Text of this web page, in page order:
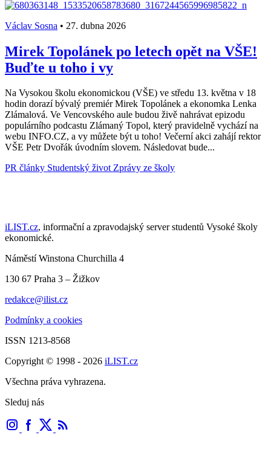
Václav Sosna • 27. dubna 2026
Mirek Topolánek po letech opět na VŠE!
Buďte u toho i vy
Na Vysokou školu ekonomickou (VŠE) ve středu 13. května v 18
hodin dorazí bývalý premiér Mirek Topolánek a ekonomka Lenka
Zlámalová. Ve Vencovského aule budou živě nahrávat epizodu
populárního podcastu Zlámaný Topol, který pravidelně vychází na
webu INFO.CZ, a vy můžete být u toho! Večerní akci zahájí rektor
VŠE Petr Dvořák úvodním slovem. Následovat bude...
PR články Studentský životZprávy ze školy
iLIST.cz, informační a zpravodajský server studentů Vysoké školy
ekonomické.
Náměstí Winstona Churchilla 4
130 67 Praha 3 – Žižkov
redakce@ilist.cz
Podmínky a cookies
ISSN 1213-8568
Copyright © 1998 - 2026 iLIST.cz
Všechna práva vyhrazena.
Sleduj nás